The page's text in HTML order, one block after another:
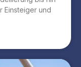
Einsteiger und